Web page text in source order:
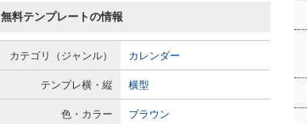
無料テンプレートの情報
カテゴリ（ジャンル） カレンダー
テンプレ横・縦 横型
色・カラー ブラウン